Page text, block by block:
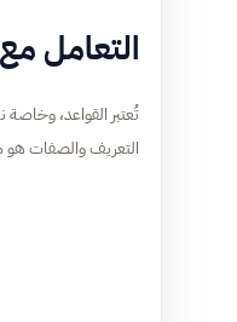
التعامل
التعريف والصفات هو